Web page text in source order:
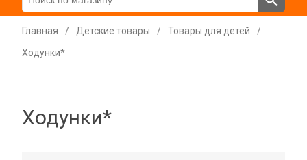
Главная / Детские товары / Товары для детей
/
Ходунки*
Ходунки*